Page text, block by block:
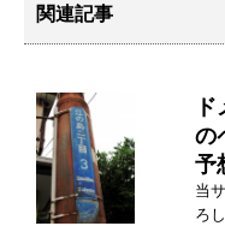
関連記事
の
予
当
ろ